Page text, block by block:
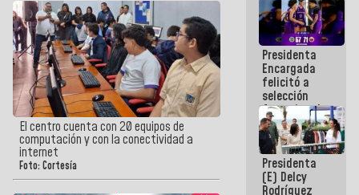
El centro cuenta con 20 equipos de
computación y con la conectividad a
internet
Foto: Cortesía
un capítulo
decisivo en
la gesta
emancipadora
de nuestra
América
Presidenta
Encargada
felicitó a
selección
femenina de
baloncesto
por su
clasificación
a la
AmeriCup
Presidenta
(E) Delcy
Rodríguez